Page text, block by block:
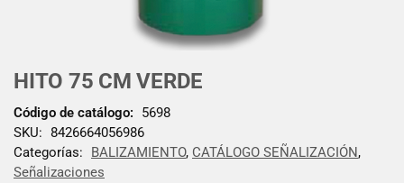
HITO 75 CM VERDE
Código de catálogo:
5698
SKU: 8426664056986
Categorías:
BALIZAMIENTO, CATÁLOGO SEÑALIZACIÓN,
Señalizaciones